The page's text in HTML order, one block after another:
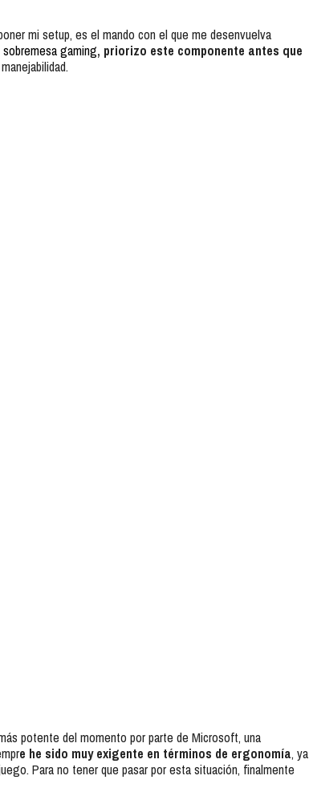
mi setup, es el mando con el que me desenvuelva
gaming, priorizo este componente antes que
potente del momento por parte de Microsoft, una
e he sido muy exigente en términos de ergonomía, ya
Para no tener que pasar por esta situación, finalmente